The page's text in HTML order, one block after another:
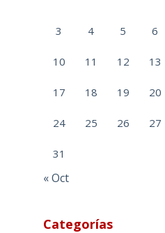
3 4 5 6
10 11 12 13
17 18 19 20
24 25 26 27
31
« Oct
Categorías